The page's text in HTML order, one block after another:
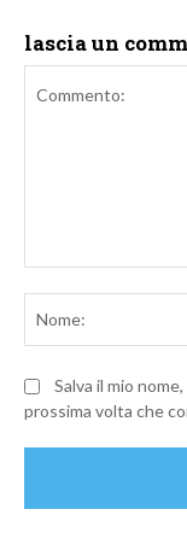
lascia un
Salva il mio
prossima volta che